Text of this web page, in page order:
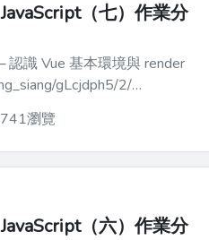
（七）作業分
認識 Vue 基本環境與 render
gLcjdph5/2/
驗一下 Reactivity 的效果與
瀏覽
（六）作業分